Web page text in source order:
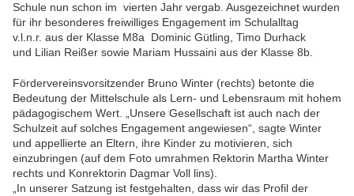
Schule nun schon im vierten Jahr vergab. Ausgezeichnet wurden
für ihr besonderes freiwilliges Engagement im Schulalltag
v.l.n.r. aus der Klasse M8a Dominic Gütling, Timo Durhack
und Lilian Reißer sowie Mariam Hussaini aus der Klasse 8b.
Fördervereinsvorsitzender Bruno Winter (rechts) betonte die
Bedeutung der Mittelschule als Lern- und Lebensraum mit hohem
pädagogischem Wert. „Unsere Gesellschaft ist auch nach der
Schulzeit auf solches Engagement angewiesen“, sagte Winter
und appellierte an Eltern, ihre Kinder zu motivieren, sich
einzubringen (auf dem Foto umrahmen Rektorin Martha Winter
rechts und Konrektorin Dagmar Voll lins).
„In unserer Satzung ist festgehalten, dass wir das Profil der